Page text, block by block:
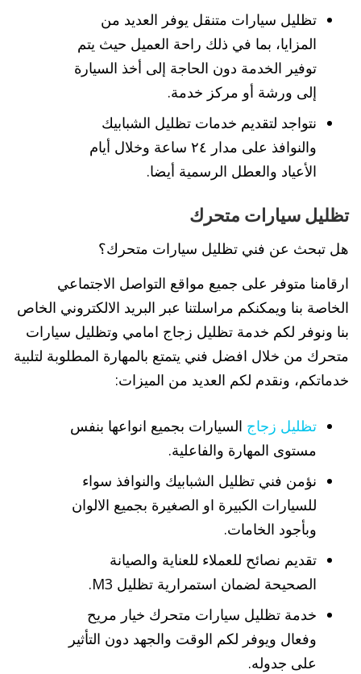
تظليل سيارات متنقل يوفر العديد من
المزايا، بما في ذلك راحة العميل حيث يتم
توفير الخدمة دون الحاجة إلى أخذ السيارة
إلى ورشة أو مركز خدمة.
نتواجد لتقديم خدمات تظليل الشبابيك
والنوافذ على مدار ٢٤ ساعة وخلال أيام
الأعياد والعطل الرسمية أيضا.
تظليل سيارات متحرك
هل تبحث عن فني تظليل سيارات متحرك؟
ارقامنا متوفر على جميع مواقع التواصل الاجتماعي
الخاصة بنا ويمكنكم مراسلتنا عبر البريد الالكتروني الخاص
بنا ونوفر لكم خدمة تظليل زجاج امامي وتظليل سيارات
متحرك من خلال افضل فني يتمتع بالمهارة المطلوبة لتلبية
خدماتكم، ونقدم لكم العديد من الميزات:
تظليل زجاج السيارات بجميع انواعها بنفس
مستوى المهارة والفاعلية.
نؤمن فني تظليل الشبابيك والنوافذ سواء
للسيارات الكبيرة او الصغيرة بجميع الالوان
وبأجود الخامات.
تقديم نصائح للعملاء للعناية والصيانة
الصحيحة لضمان استمرارية تظليل M3.
خدمة تظليل سيارات متحرك خيار مريح
وفعال ويوفر لكم الوقت والجهد دون التأثير
على جدوله.